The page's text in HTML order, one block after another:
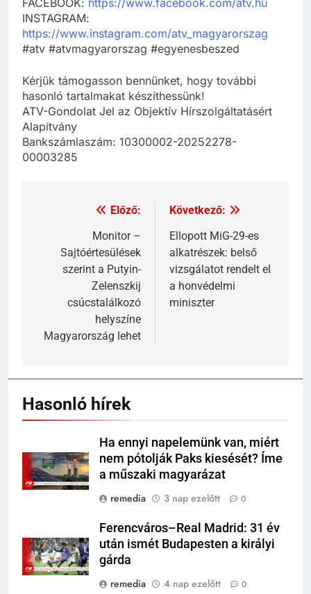
FACEBOOK: https://www.facebook.com/atv.hu
INSTAGRAM:
https://www.instagram.com/atv_magyarorszag
#atv #atvmagyarorszag #egyenesbeszed
Kérjük támogasson bennünket, hogy további
hasonló tartalmakat készíthessünk!
ATV-Gondolat Jel az Objektív Hírszolgáltatásért
Alapítvány
Bankszámlaszám: 10300002-20252278-
00003285
Előző:
Monitor –
Sajtóértesülések
szerint a Putyin-
Zelenszkij
csúcstalálkozó
helyszíne
Magyarország lehet
Következő:
Ellopott MiG-29-es
alkatrészek: belső
vizsgálatot rendelt el
a honvédelmi
miniszter
Hasonló hírek
Ha ennyi napelemünk van, miért
nem pótolják Paks kiesését? Íme
a műszaki magyarázat
remedia
3 nap ezelőtt 0
Ferencváros–Real Madrid: 31 év
után ismét Budapesten a királyi
gárda
remedia
4 nap ezelőtt 0